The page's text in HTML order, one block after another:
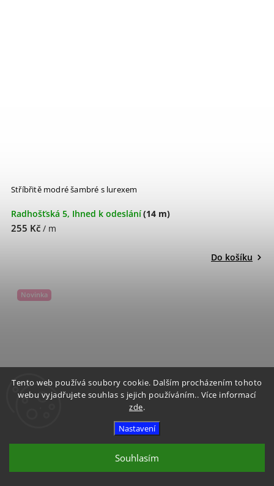
Tento web používá soubory cookie. Dalším procházením tohoto
webu vyjadřujete souhlas s jejich používáním.. Více informací
zde.
Nastavení
Souhlasím
Stříbřitě modré šambré s lurexem
Radhošťská 5, Ihned k odeslání(14 m)
255 Kč / m
Do košíku
Novinka